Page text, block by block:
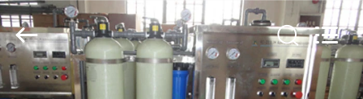
HAUS
Treatment
Equipment
Co.,
Ltd..
Rights
Reserved.